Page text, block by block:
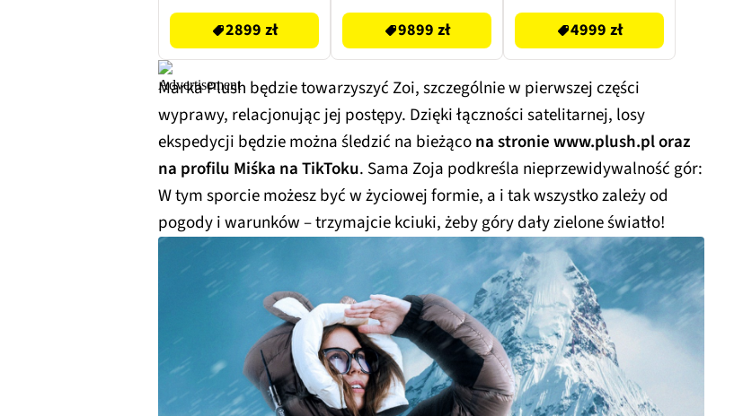
2899 zł 9899 zł 4999 zł
Marka Plush będzie towarzyszyć Zoi, szczególnie w pierwszej części
wyprawy, relacjonując jej postępy. Dzięki łączności satelitarnej, losy
ekspedycji będzie można śledzić na bieżącona stronie www.plush.pl oraz
na profilu Miśka na TikToku. Sama Zoja podkreśla nieprzewidywalność gór:
W tym sporcie możesz być w życiowej formie, a i tak wszystko zależy od
pogody i warunków – trzymajcie kciuki, żeby góry dały zielone światło!